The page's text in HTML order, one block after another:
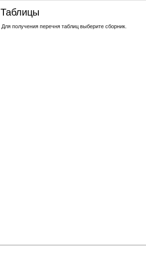
Таблицы
Для получения перечня таблиц выберите сборник.